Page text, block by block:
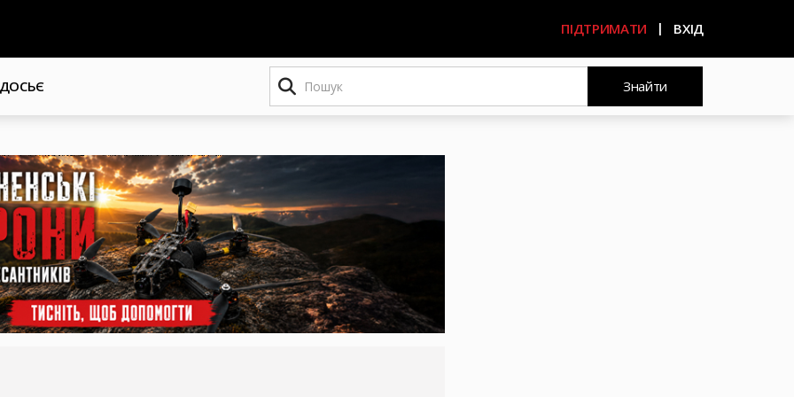
ПІДТРИМАТИ ВХІД
ДОСЬЄ
Пошук
Знайти